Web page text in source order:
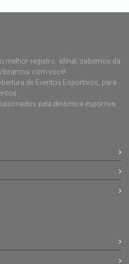
melhor registro, afinal, sabemos da
com você!
de Eventos Esportivos, para
pela dinâmica esportiva.